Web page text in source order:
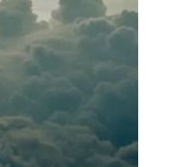
fonds sociaux
Le règlement de la
restauration